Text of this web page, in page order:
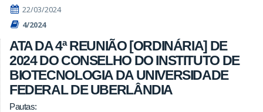
22/03/2024
4/2024
ATA DA 4ª REUNIÃO [ORDINÁRIA] DE
2024 DO CONSELHO DO INSTITUTO DE
BIOTECNOLOGIA DA UNIVERSIDADE
FEDERAL DE UBERLÂNDIA
Pautas: